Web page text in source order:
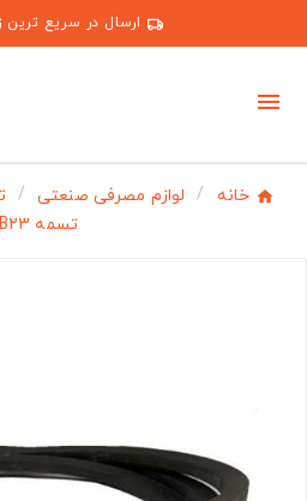
ارسال در سریع
خانه لوازم مصرفی صنعتی
تسمه B23